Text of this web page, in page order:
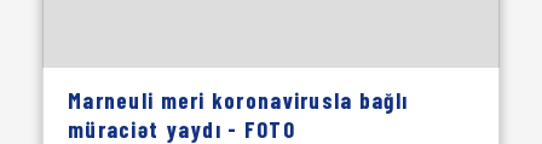
Marneuli meri koronavirusla bağlı
müraciət yaydı - FOTO